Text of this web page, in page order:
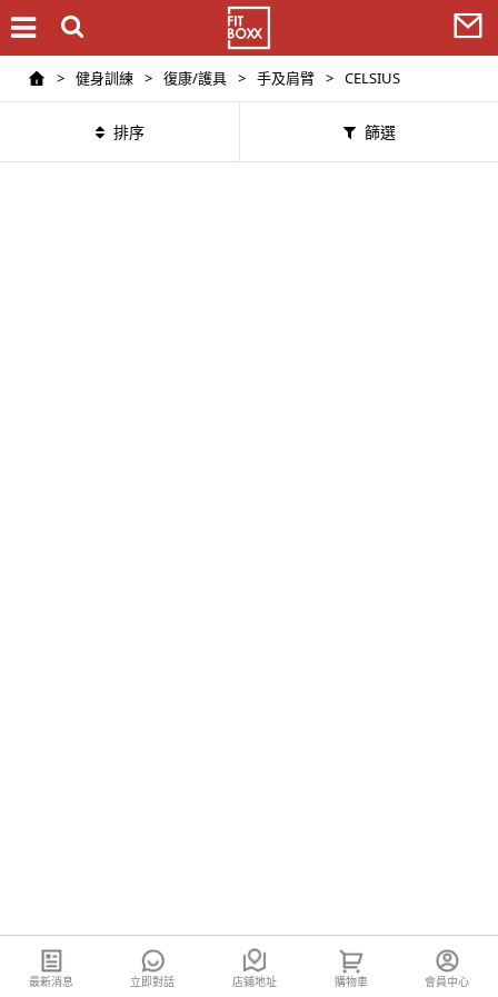
> 健身訓練 > 復康/護具 > 手及肩臂 > CELSIUS
排序 篩選
最新消息 立即對話 店鋪地址 購物車 會員中心